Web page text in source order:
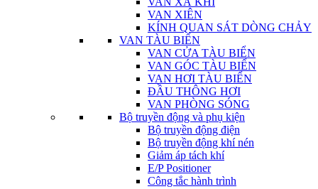
VAN XIÊN
KÍNH QUAN SÁT DÒNG CHẢY
VAN TÀU BIỂN
VAN CỬA TÀU BIỂN
VAN GÓC TÀU BIỂN
VAN HƠI TÀU BIỂN
ĐẦU THÔNG HƠI
VAN PHÒNG SÓNG
Bộ truyền động và phụ kiện
Bộ truyền động điện
Bộ truyền động khí nén
Giảm áp tách khí
E/P Positioner
Công tắc hành trình